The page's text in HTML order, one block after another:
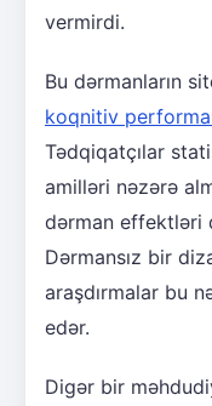
vermirdi.
Bu dərmanların
koqnitiv
Tədqiqatçılar
amilləri nəzərə
dərman effektləri
Dərmansız bir
araşdırmalar bu
edər.
Digər bir